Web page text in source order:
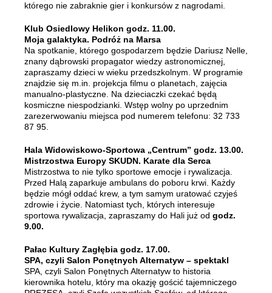
którego nie zabraknie gier i konkursów z nagrodami.
Klub Osiedlowy Helikon godz. 11.00.
Moja galaktyka. Podróż na Marsa
Na spotkanie, którego gospodarzem będzie Dariusz Nelle,
znany dąbrowski propagator wiedzy astronomicznej,
zapraszamy dzieci w wieku przedszkolnym. W programie
znajdzie się m.in. projekcja filmu o planetach, zajęcia
manualno-plastyczne. Na dzieciaczki czekać będą
kosmiczne niespodzianki. Wstęp wolny po uprzednim
zarezerwowaniu miejsca pod numerem telefonu: 32 733
87 95.
Hala Widowiskowo-Sportowa „Centrum” godz. 13.00.
Mistrzostwa Europy SKUDN. Karate dla Serca
Mistrzostwa to nie tylko sportowe emocje i rywalizacja.
Przed Halą zaparkuje ambulans do poboru krwi. Każdy
będzie mógł oddać krew, a tym samym uratować czyjeś
zdrowie i życie. Natomiast tych, których interesuje
sportowa rywalizacja, zapraszamy do Hali już od godz.
9.00.
Pałac Kultury Zagłębia godz. 17.00.
SPA, czyli Salon Ponętnych Alternatyw – spektakl
SPA, czyli Salon Ponętnych Alternatyw to historia
kierownika hotelu, który ma okazję gościć tajemniczego